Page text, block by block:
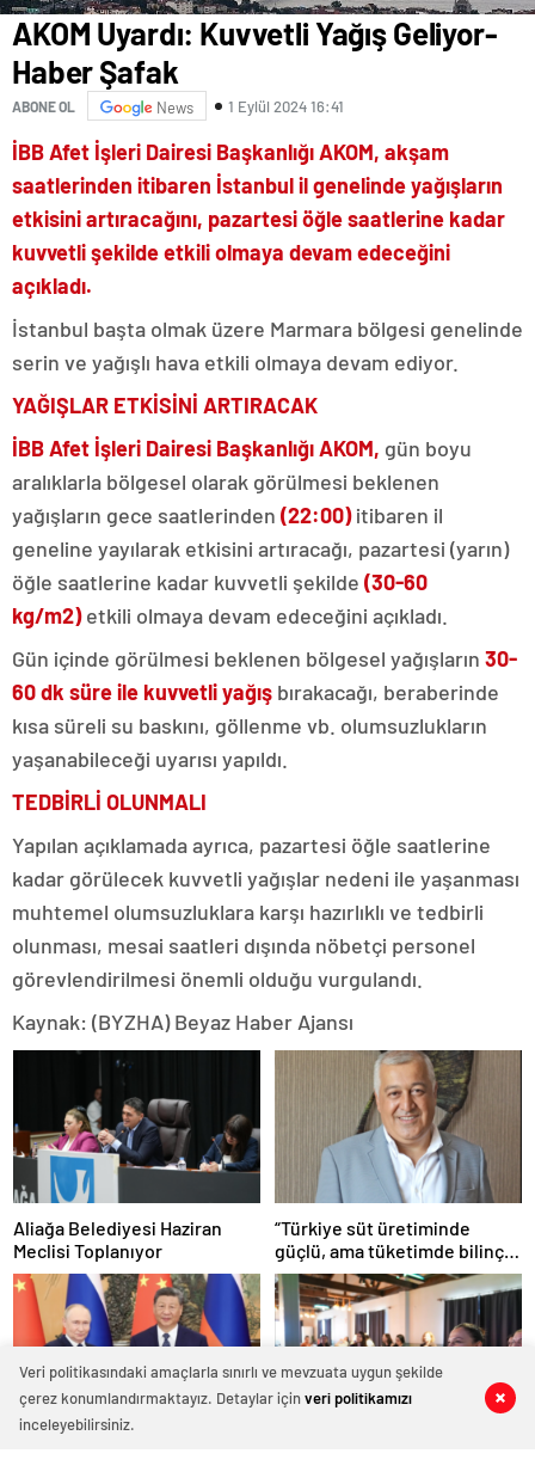
0 0
AKOM Uyardı: Kuvvetli Yağış Geliyor-
Haber Şafak
ABONE OL News 1 Eylül 2024 16:41
0 0
İBB Afet İşleri Dairesi Başkanlığı AKOM, akşam
saatlerinden itibaren İstanbul il genelinde yağışların
etkisini artıracağını, pazartesi öğle saatlerine kadar
kuvvetli şekilde etkili olmaya devam edeceğini
açıkladı.
İstanbul başta olmak üzere Marmara bölgesi genelinde
serin ve yağışlı hava etkili olmaya devam ediyor.
YAĞIŞLAR ETKİSİNİ ARTIRACAK
İBB Afet İşleri Dairesi Başkanlığı AKOM, gün boyu
aralıklarla bölgesel olarak görülmesi beklenen
yağışların gece saatlerinden (22:00)itibaren il
geneline yayılarak etkisini artıracağı, pazartesi (yarın)
öğle saatlerine kadar kuvvetli şekilde (30-60
kg/m2)etkili olmaya devam edeceğini açıkladı.
Gün içinde görülmesi beklenen bölgesel yağışların 30-
60 dk süre ile kuvvetli yağış bırakacağı, beraberinde
kısa süreli su baskını, göllenme vb. olumsuzlukların
yaşanabileceği uyarısı yapıldı.
TEDBİRLİ OLUNMALI
Yapılan açıklamada ayrıca, pazartesi öğle saatlerine
kadar görülecek kuvvetli yağışlar nedeni ile yaşanması
muhtemel olumsuzluklara karşı hazırlıklı ve tedbirli
olunması, mesai saatleri dışında nöbetçi personel
görevlendirilmesi önemli olduğu vurgulandı.
Kaynak: (BYZHA) Beyaz Haber Ajansı
Aliağa Belediyesi Haziran
Meclisi Toplanıyor
“Türkiye süt üretiminde
güçlü, ama tüketimde bilinç
şart”
Veri politikasındaki amaçlarla sınırlı ve mevzuata uygun şekilde
çerez konumlandırmaktayız. Detaylar içinveri politikamızı
inceleyebilirsiniz.